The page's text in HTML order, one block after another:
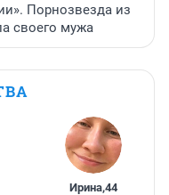
Порнозвезда из
своего мужа
Ирина,44